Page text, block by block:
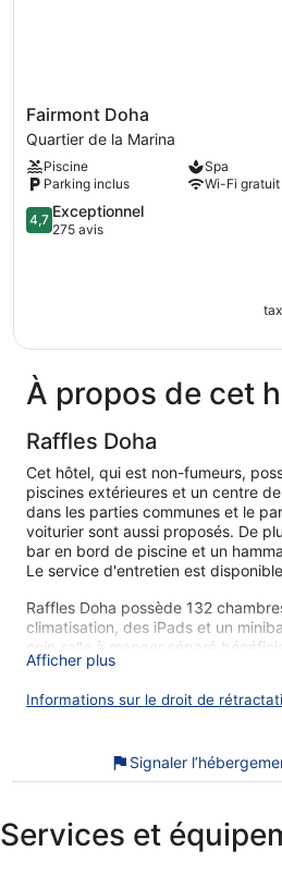
Fairmont
Doha
Quartier
de
la
Marina
Fairmont Doha
Quartier de la Marina
Piscine
Spa
Parking inclus
Wi-Fi gratuit
4.7
sur
4,7 Exceptionnel
275 avis
À propos de cet
Raffles Doha
Cet hôtel, qui est non-fumeurs,
piscines extérieures et un centre
dans les parties communes et le
voiturier sont aussi proposés. De
bar en bord de piscine et un
Le service d'entretien est
Raffles Doha possède 132
climatisation, des iPads et un
coin salle à manger séparé
d'un ameublement personnalisés et
propose des chaînes thématiques
pommeau de douche
chaussons, et des articles de
Les voyageurs d'affaires
des bureaux et un téléphone à
Afficher plus
Informations sur le droit de
Signaler
Services et